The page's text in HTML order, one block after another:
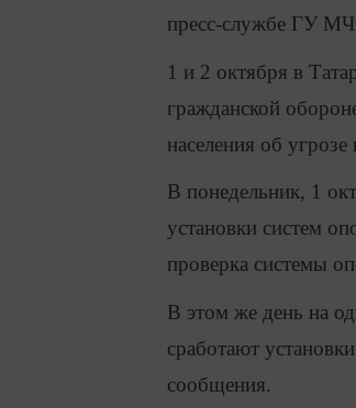
пресс-службе ГУ
1 и 2 октября в
гражданской
населения об
В понедельник, 1
установки систем
проверка системы
В этом же день на
сработают
сообщения.